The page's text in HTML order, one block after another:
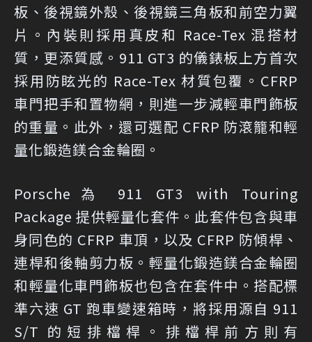
板、後視鏡外殼、後視鏡三角板和前空力翼
片。內裝則採用真皮和 Race-Tex 混搭材
質，更添質感。911 GT3 的儀錶板上方首次
採用防眩光的 Race-Tex 材質包覆。CFRP
車門把手和置物網，則進一步減輕車門飾板
的重量。此外，還可選配 CFRP 防滾籠和輕
量化鍛造鎂合金輪圈。
Porsche為 911 GT3 with Touring
Package 提供輕量化套件。此套件包含與車
身同色的 CFRP 車頂，以及 CFRP 防傾桿、
連桿和後軸剪力板。輕量化鍛造鎂合金輪圈
和輕量化車門飾板也包含在套件中。搭配標
準六速 GT 跑車變速箱時，將採用源自 911
S/T 的短排檔桿。排檔桿前方則有